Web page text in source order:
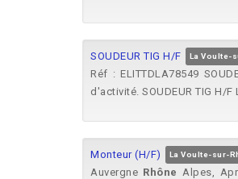
SOUDEUR TIG H/F La Voulte-
Réf : ELITTDLA78549
d'activité. SOUDEUR TIG H/F
Monteur (H/F) La Voulte-sur-
Auvergne Rhône Alpes,